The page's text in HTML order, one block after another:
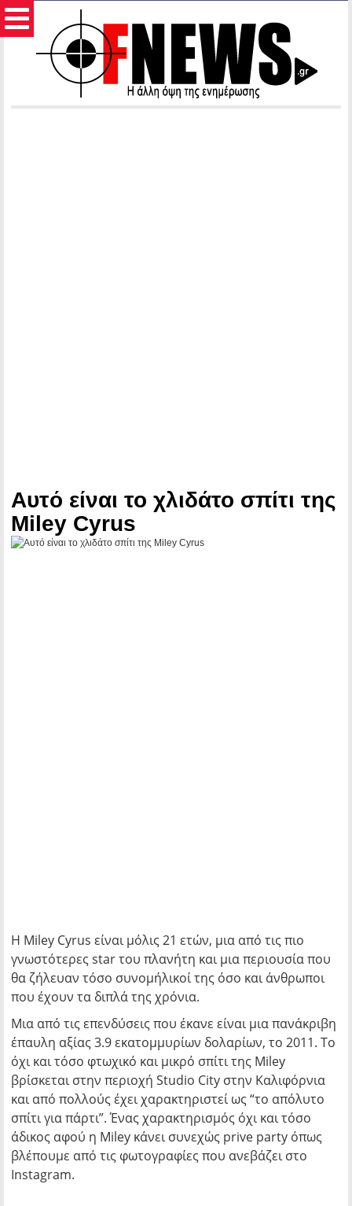
Αυτό είναι το χλιδάτο σπίτι της
Miley Cyrus
Η Miley Cyrus είναι μόλις 21 ετών, μια από τις πιο
γνωστότερες star του πλανήτη και μια περιουσία που
θα ζήλευαν τόσο συνομήλικοί της όσο και άνθρωποι
που έχουν τα διπλά της χρόνια.
Μια από τις επενδύσεις που έκανε είναι μια πανάκριβη
έπαυλη αξίας 3.9 εκατομμυρίων δολαρίων, το 2011. Το
όχι και τόσο φτωχικό και μικρό σπίτι της Miley
βρίσκεται στην περιοχή Studio City στην Καλιφόρνια
και από πολλούς έχει χαρακτηριστεί ως “το απόλυτο
σπίτι για πάρτι”. Ένας χαρακτηρισμός όχι και τόσο
άδικος αφού η Miley κάνει συνεχώς prive party όπως
βλέπουμε από τις φωτογραφίες που ανεβάζει στο
Instagram.